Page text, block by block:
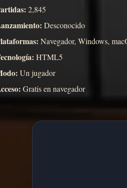
2,845
Desconocido
Navegador, Windows,
HTML5
Un jugador
Gratis en navegador